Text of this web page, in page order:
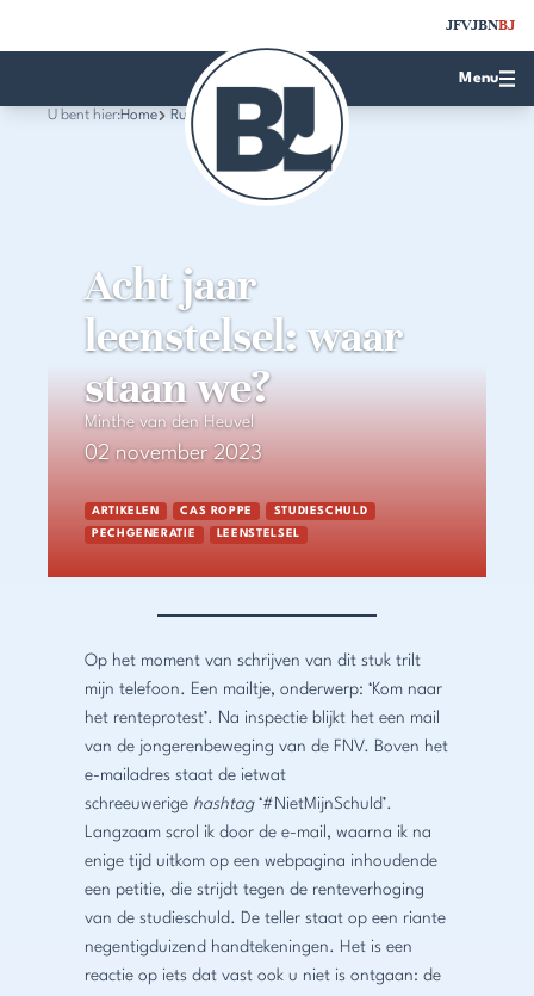
JFVJBNBJ
Menu
U bent hier:Home Rubrieken
Acht jaar
leenstelsel: waar
staan we?
Minthe van den Heuvel
02 november 2023
ARTIKELEN CAS ROPPE STUDIESCHULD
PECHGENERATIE LEENSTELSEL
Op het moment van schrijven van dit stuk trilt
mijn telefoon. Een mailtje, onderwerp: ‘Kom naar
het renteprotest’. Na inspectie blijkt het een mail
van de jongerenbeweging van de FNV. Boven het
e-mailadres staat de ietwat
schreeuwerige hashtag‘#NietMijnSchuld’.
Langzaam scrol ik door de e-mail, waarna ik na
enige tijd uitkom op een webpagina inhoudende
een petitie, die strijdt tegen de renteverhoging
van de studieschuld. De teller staat op een riante
negentigduizend handtekeningen. Het is een
reactie op iets dat vast ook u niet is ontgaan: de